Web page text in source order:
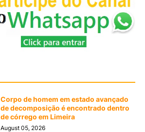
Corpo de homem em estado avançado
de decomposição é encontrado dentro
de córrego em Limeira
August 05, 2026